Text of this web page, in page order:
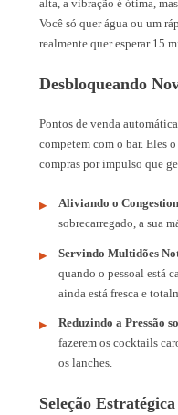
alta, a vibração é ótima,
Você só quer água ou um
realmente quer esperar 15
Desbloqueando
Pontos de venda
competem com o bar. Eles
compras por impulso que
Aliviando o
sobrecarregado, a sua
Servindo Multidões
quando o pessoal está
ainda está fresca e
Reduzindo a Pressão
fazerem os cocktails
os lanches.
Seleção